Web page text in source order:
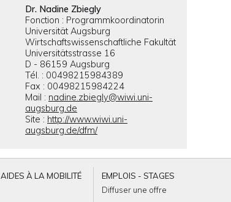
Dr. Nadine Zbiegly
Fonction : Programmkoordinatorin
Universität Augsburg
Wirtschaftswissenschaftliche Fakultät
Universitätsstrasse 16
D - 86159 Augsburg
Tél. : 00498215984389
Fax : 00498215984224
Mail : nadine.zbiegly@wiwi.uni-
augsburg.de
Site : http://www.wiwi.uni-
augsburg.de/dfm/
AIDES À LA MOBILITÉ
EMPLOIS - STAGES
Diffuser une offre